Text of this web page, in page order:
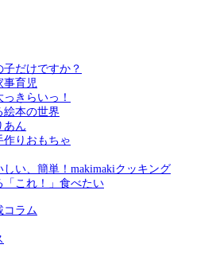
だけですか？
事育児
きらいっ！
絵本の世界
あん
作りおもちゃ
い、簡単！makimakiクッキング
「これ！」食べたい
コラム